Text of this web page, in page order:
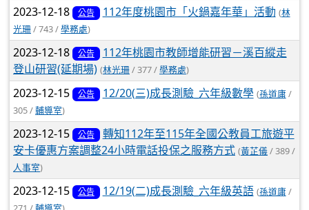
2023-12-18 公告 112年度桃園市「火鍋嘉年華」活動 (林
光珊/ 743 /學務處)
2023-12-18 公告
112年桃園市教師增能研習－溪百縱走
登山研習(延期場) (林光珊/ 377 /學務處)
2023-12-15 公告 12/20(三)成長測驗_六年級數學 (孫道庸/
305 /輔導室)
2023-12-15 公告
轉知112年至115年全國公教員工旅遊平
安卡優惠方案調整24小時電話投保之服務方式 (黃芷儀/ 389 /
人事室)
2023-12-15 公告 12/19(二)成長測驗_六年級英語 (孫道庸/